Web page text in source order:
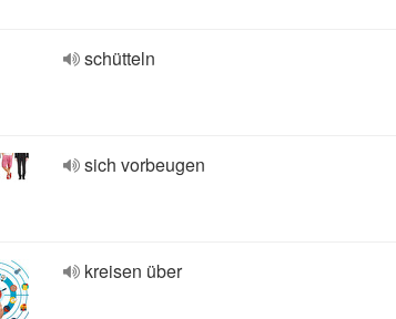
schütteln
sich vorbeugen
kreisen über